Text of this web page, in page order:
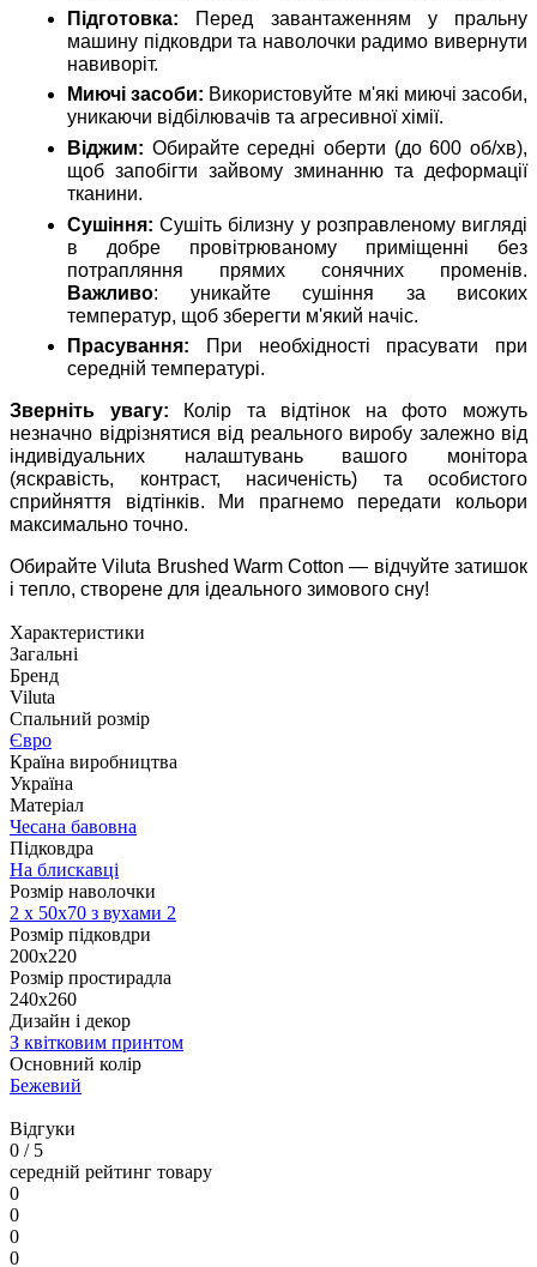
Підготовка: Перед завантаженням у пральну
машину підковдри та наволочки радимо вивернути
навиворіт.
Миючі засоби: Використовуйте м'які миючі засоби,
уникаючи відбілювачів та агресивної хімії.
Віджим: Обирайте середні оберти (до 600 об/хв),
щоб запобігти зайвому зминанню та деформації
тканини.
Сушіння: Сушіть білизну у розправленому вигляді
в добре провітрюваному приміщенні без
потрапляння прямих сонячних променів.
Важливо: уникайте сушіння за високих
температур, щоб зберегти м'який начіс.
Прасування: При необхідності прасувати при
середній температурі.
Зверніть увагу: Колір та відтінок на фото можуть
незначно відрізнятися від реального виробу залежно від
індивідуальних налаштувань вашого монітора
(яскравість, контраст, насиченість) та особистого
сприйняття відтінків. Ми прагнемо передати кольори
максимально точно.
Обирайте Viluta Brushed Warm Cotton — відчуйте затишок
і тепло, створене для ідеального зимового сну!
Характеристики
Загальні
Бренд
Viluta
Спальний розмір
Євро
Країна виробництва
Україна
Матеріал
Чесана бавовна
Підковдра
На блискавці
Розмір наволочки
2 х 50х70 з вухами 2
Розмір підковдри
200х220
Розмір простирадла
240х260
Дизайн і декор
З квітковим принтом
Основний колір
Бежевий
Відгуки
0 / 5
середній рейтинг товару
0
0
0
0